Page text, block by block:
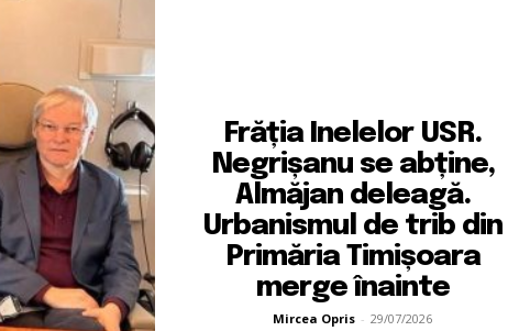
Frăția Inelelor USR.
Negrișanu se abține,
Almăjan deleagă.
Urbanismul de trib din
Primăria Timișoara
merge înainte
Mircea Opris - 29/07/2026